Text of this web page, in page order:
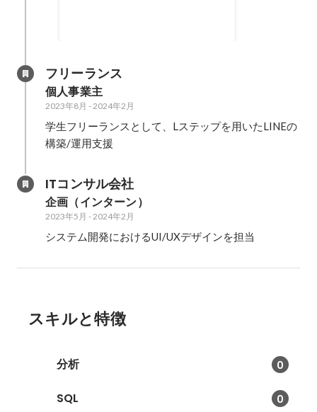
終選考作品に選出していただきま
した。
フリーランス
個人事業主
2023年8月 -2024年2月
学生フリーランスとして、Lステップを用いたLINEの
ITコンサル会社
企画（インターン）
2023年5月 -2024年2月
システム開発におけるUI/UXデザインを担当
スキルと特徴
分析 0
SQL 0